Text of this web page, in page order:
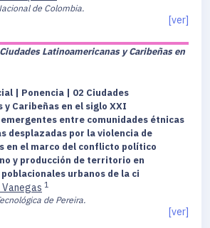
de Colombia.
[ver]
Latinoamericanas y Caribeñas en
| Ponencia | 02 Ciudades
Caribeñas en el siglo XXI
entre comunidades étnicas
desplazadas por la violencia de
el marco del conflicto político
y producción de territorio en
urbanos de la ci
1
de Pereira.
[ver]